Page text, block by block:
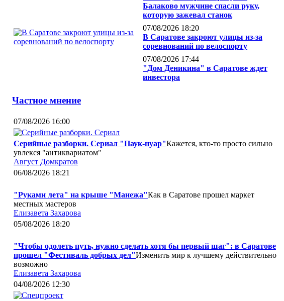
Балаково мужчине спасли руку,
которую зажевал станок
07/08/2026 18:20
В Саратове закроют улицы из-за
соревнований по велоспорту
07/08/2026 17:44
"Дом Деникина" в Саратове ждет
инвестора
Частное мнение
07/08/2026 16:00
Серийные разборки. Сериал "Паук-нуар"Кажется, кто-то просто сильно
увлекся "антиквариатом"
Август Домкратов
06/08/2026 18:21
"Руками лета" на крыше "Манежа"Как в Саратове прошел маркет
местных мастеров
Елизавета Захарова
05/08/2026 18:20
"Чтобы одолеть путь, нужно сделать хотя бы первый шаг": в Саратове
прошел "Фестиваль добрых дел"Изменить мир к лучшему действительно
возможно
Елизавета Захарова
04/08/2026 12:30